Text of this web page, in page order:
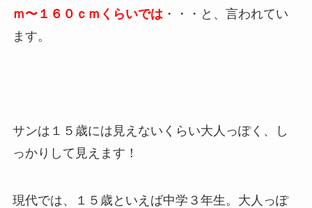
ｍ〜１６０ｃｍくらいでは・・・と、言われてい
ます。
サンは１５歳には見えないくらい大人っぽく、し
っかりして見えます！
現代では、１５歳といえば中学３年生。大人っぽ